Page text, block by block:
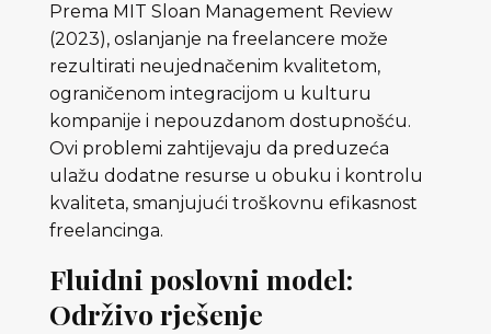
Prema MIT Sloan Management Review
(2023), oslanjanje na freelancere može
rezultirati neujednačenim kvalitetom,
ograničenom integracijom u kulturu
kompanije i nepouzdanom dostupnošću.
Ovi problemi zahtijevaju da preduzeća
ulažu dodatne resurse u obuku i kontrolu
kvaliteta, smanjujući troškovnu efikasnost
freelancinga.
Fluidni poslovni model:
Održivo rješenje